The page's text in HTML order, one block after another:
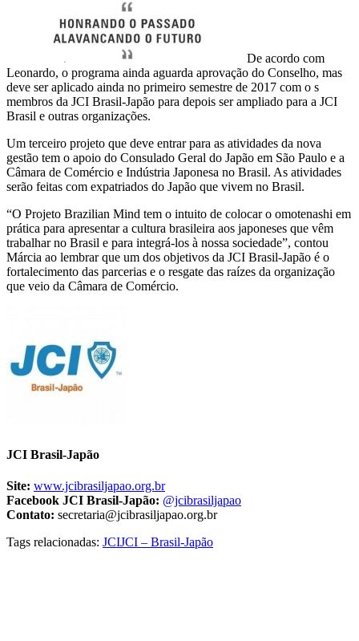
De acordo com
Leonardo, o programa ainda aguarda aprovação do Conselho, mas
deve ser aplicado ainda no primeiro semestre de 2017 com o s
membros da JCI Brasil-Japão para depois ser ampliado para a JCI
Brasil e outras organizações.
Um terceiro projeto que deve entrar para as atividades da nova
gestão tem o apoio do Consulado Geral do Japão em São Paulo e a
Câmara de Comércio e Indústria Japonesa no Brasil. As atividades
serão feitas com expatriados do Japão que vivem no Brasil.
“O Projeto Brazilian Mind tem o intuito de colocar o omotenashi em
prática para apresentar a cultura brasileira aos japoneses que vêm
trabalhar no Brasil e para integrá-los à nossa sociedade”, contou
Márcia ao lembrar que um dos objetivos da JCI Brasil-Japão é o
fortalecimento das parcerias e o resgate das raízes da organização
que veio da Câmara de Comércio.
JCI Brasil-Japão
Site: www.jcibrasiljapao.org.br
Facebook JCI Brasil-Japão: @jcibrasiljapao
Contato: secretaria@jcibrasiljapao.org.br
Tags relacionadas: JCIJCI – Brasil-Japão